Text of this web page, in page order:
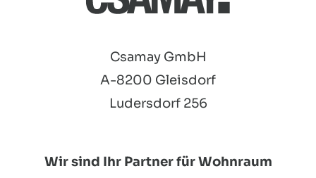
Csamay GmbH
A-8200 Gleisdorf
Ludersdorf 256
Wir sind Ihr Partner für Wohnraum